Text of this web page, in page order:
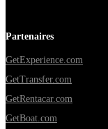
Partenaires
GetExperience.com
GetTransfer.com
GetRentacar.com
GetBoat.com